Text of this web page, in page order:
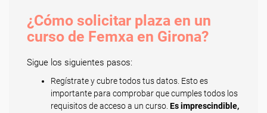
¿Cómo solicitar plaza en un
curso de Femxa en Girona?
Sigue los siguientes pasos:
Regístrate y cubre todos tus datos. Esto es
importante para comprobar que cumples todos los
requisitos de acceso a un curso. Es imprescindible,